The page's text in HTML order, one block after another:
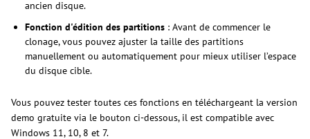
ancien disque.
Fonction d'édition des partitions : Avant de commencer le
clonage, vous pouvez ajuster la taille des partitions
manuellement ou automatiquement pour mieux utiliser l’espace
du disque cible.
Vous pouvez tester toutes ces fonctions en téléchargeant la version
demo gratuite via le bouton ci-dessous, il est compatible avec
Windows 11, 10, 8 et 7.